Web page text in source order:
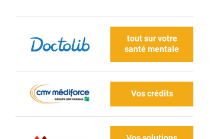
tout sur votre
santé mentale
Vos crédits